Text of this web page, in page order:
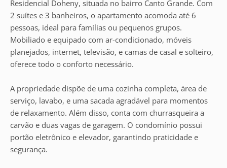
Residencial Doheny, situada no bairro Canto Grande. Com
2 suítes e 3 banheiros, o apartamento acomoda até 6
pessoas, ideal para famílias ou pequenos grupos.
Mobiliado e equipado com ar-condicionado, móveis
planejados, internet, televisão, e camas de casal e solteiro,
oferece todo o conforto necessário.
A propriedade dispõe de uma cozinha completa, área de
serviço, lavabo, e uma sacada agradável para momentos
de relaxamento. Além disso, conta com churrasqueira a
carvão e duas vagas de garagem. O condomínio possui
portão eletrônico e elevador, garantindo praticidade e
segurança.